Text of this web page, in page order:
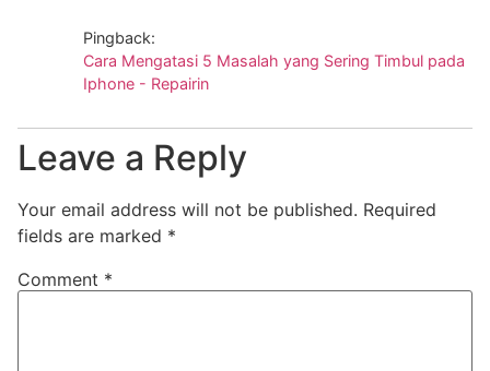
Pingback:
Cara Mengatasi 5 Masalah yang Sering Timbul pada
Iphone - Repairin
Leave a Reply
Your email address will not be published. Required
fields are marked *
Comment *